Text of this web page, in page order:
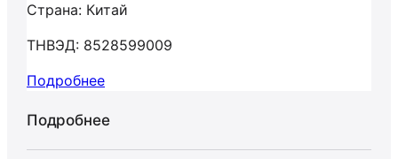
Страна: Китай
ТНВЭД: 8528599009
Подробнее
Подробнее